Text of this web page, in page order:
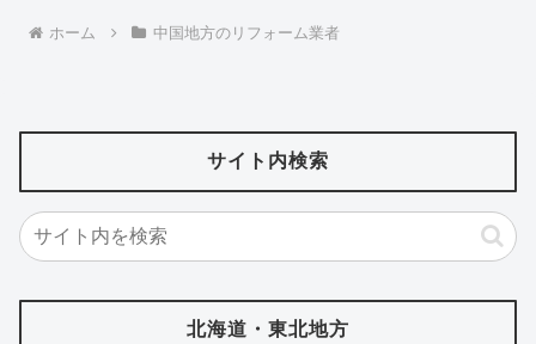
ホーム 中国地方のリフォーム業者
サイト内検索
北海道・東北地方